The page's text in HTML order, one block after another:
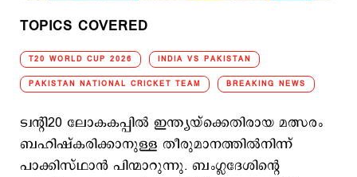
TOPICS COVERED
T20 WORLD CUP 2026 INDIA VS PAKISTAN
PAKISTAN NATIONAL CRICKET TEAM BREAKING NEWS
ട്വന്റി20 ലോകകപ്പിൽ ഇന്ത്യയ്‌ക്കെതിരായ മത്സരം
ബഹിഷ്കരിക്കാനുള്ള തീരുമാനത്തിൽനിന്ന്
പാക്കിസ്ഥാൻ പിന്മാറുന്നു. ബംഗ്ലദേശിന്റെ